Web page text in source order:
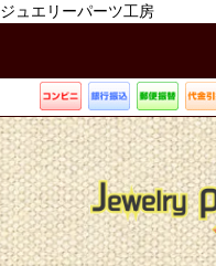
ジュエリーパーツ工房